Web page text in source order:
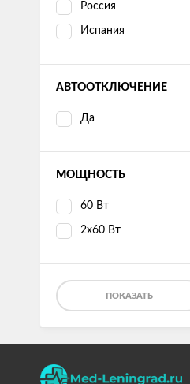
Россия
Испания
АВТООТКЛЮЧЕНИЕ
Да
МОЩНОСТЬ
60 Вт
2x60 Вт
ПОКАЗАТЬ